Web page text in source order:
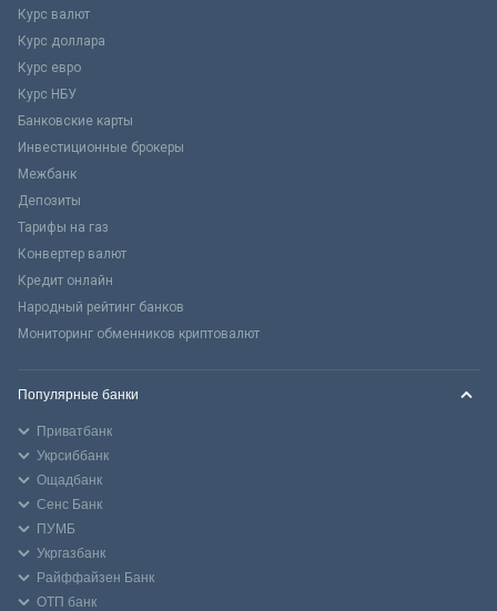
Курс валют
Курс доллара
Курс евро
Курс НБУ
Банковские карты
Инвестиционные брокеры
Межбанк
Депозиты
Тарифы на газ
Конвертер валют
Кредит онлайн
Народный рейтинг банков
Мониторинг обменников криптовалют
Популярные банки
Приватбанк
Укрсиббанк
Ощадбанк
Сенс Банк
ПУМБ
Укргазбанк
Райффайзен Банк
ОТП банк